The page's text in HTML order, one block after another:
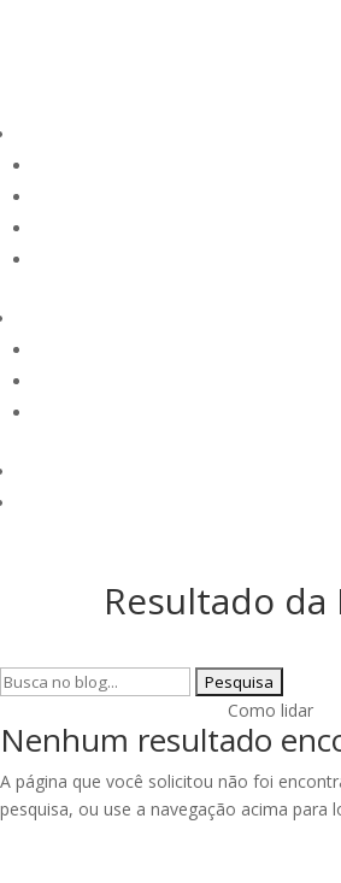
Resultado da
Pesquisar
Como lidar
Nenhum resultado
A página que você solicitou não foi
pesquisa, ou use a navegação acima para